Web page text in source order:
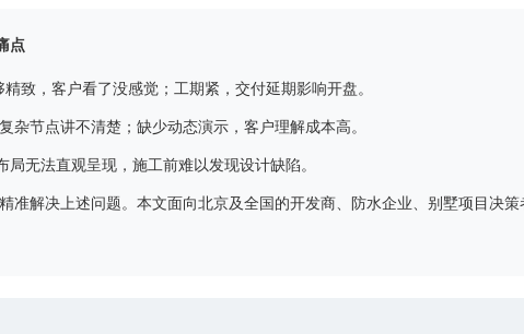
点
致，客户看了没感觉；工期紧，交付延期影响开盘。
杂节点讲不清楚；缺少动态演示，客户理解成本高。
局无法直观呈现，施工前难以发现设计缺陷。
精准解决上述问题。本文面向北京及全国的开发商、防水企业、别墅项目决